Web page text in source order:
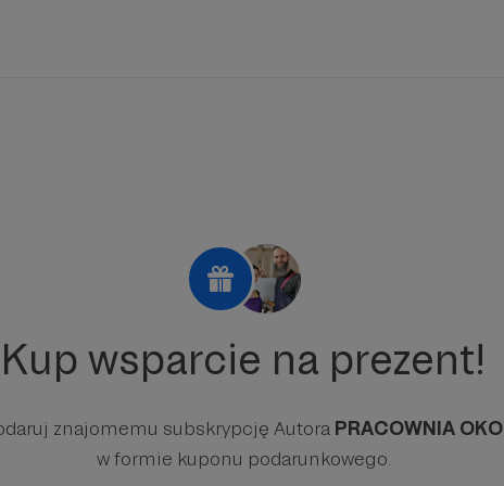
Kup wsparcie na prezent!
znajomemu subskrypcję Autora PRACOWNIA OKO
w formie kuponu podarunkowego.